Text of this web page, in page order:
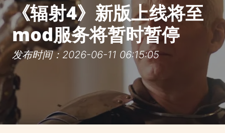
《辐射4》新版上线将至
mod服务将暂时暂停
发布时间：2026-06-11 06:15:05